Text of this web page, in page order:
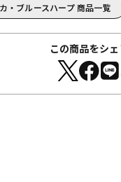
・ブルースハープ 商品一覧
この商品をシ